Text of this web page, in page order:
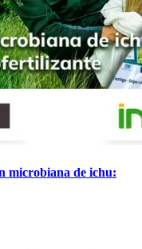
microbiana de ichu: